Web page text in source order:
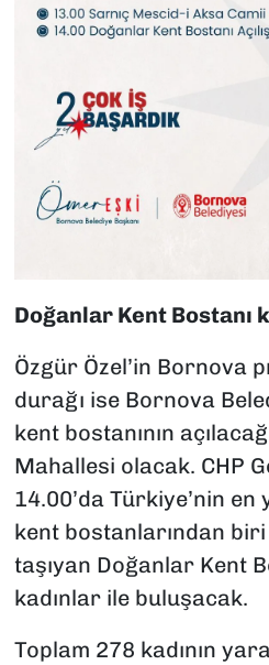
Doğanlar Kent Bostanı
Özgür Özel’in Bornova
durağı ise Bornova
kent bostanının
Mahallesi olacak. CHP
14.00’da Türkiye’nin en
kent bostanlarından
taşıyan Doğanlar Kent
kadınlar ile buluşacak.
Toplam 278 kadının